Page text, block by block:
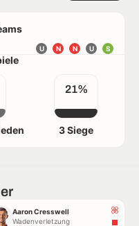
S
U
N
N
U
21%
3 Siege
Aaron Cresswell
Wadenverletzung